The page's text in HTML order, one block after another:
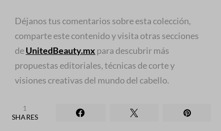
Déjanos tus comentarios sobre esta colección,
comparte este contenido y visita otras secciones
deUnitedBeauty.mx para descubrir más
propuestas editoriales, técnicas de corte y
visiones creativas del mundo del cabello.
1
SHARES